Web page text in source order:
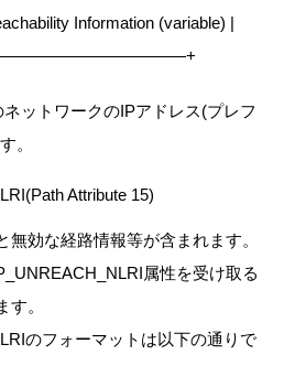
Information (variable) |
ットワークのIPアドレス(プレフ
。
Attribute 15)
無効な経路情報等が含まれます。
属性を受け取る
す。
のフォーマットは以下の通りで